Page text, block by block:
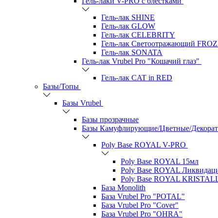
Гель-лак SHINE
Гель-лак GLOW
Гель-лак CELEBRITY
Гель-лак Светоотражающий
Гель-лак SONATA
Гель-лак Vrubel Pro "Кошачий глаз"
Гель-лак CAT in RED
Базы/Топы
Базы Vrubel
Базы прозрачные
Базы Камуфлирующие/Цветные/
Poly Base ROYAL V-PRO
Poly Base ROYAL 15мл
Poly Base ROYAL
Poly Base ROYAL
База Monolith
База Vrubel Pro "POTAL"
База Vrubel Pro "Сover"
База Vrubel Pro "OHRA"